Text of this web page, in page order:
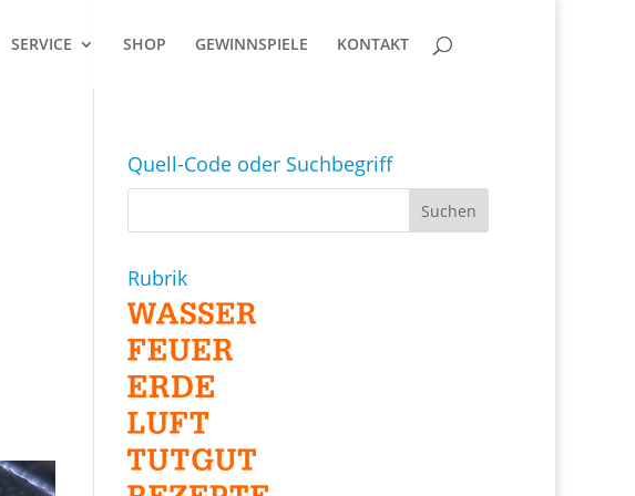
SERVICE SHOP GEWINNSPIELE KONTAKT
Quell-Code oder Suchbegriff
Rubrik